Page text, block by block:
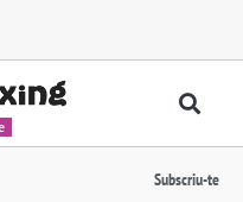
Subscriu-te